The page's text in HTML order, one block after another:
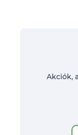
Akciók,